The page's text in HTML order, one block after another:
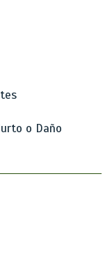
o Daño